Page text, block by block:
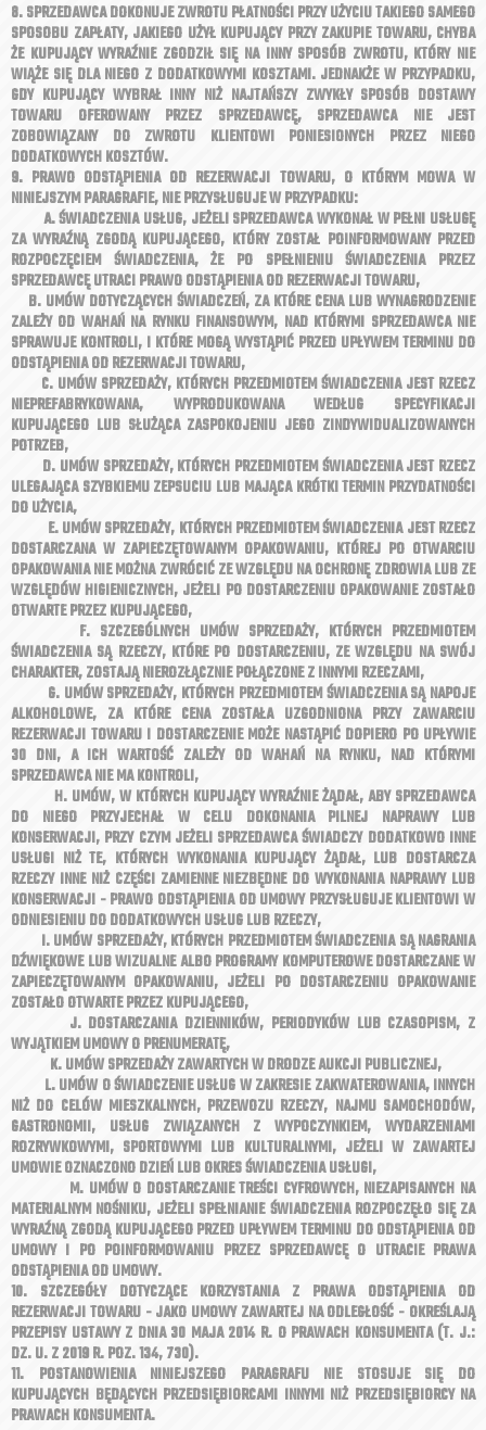
8. SPRZEDAWCA DOKONUJE ZWROTU PŁATNOŚCI PRZY UŻYCIU TAKIEGO SAMEGO
SPOSOBU ZAPŁATY, JAKIEGO UŻYŁ KUPUJĄCY PRZY ZAKUPIE TOWARU, CHYBA
ŻE KUPUJĄCY WYRAŹNIE ZGODZIŁ SIĘ NA INNY SPOSÓB ZWROTU, KTÓRY NIE
WIĄŻE SIĘ DLA NIEGO Z DODATKOWYMI KOSZTAMI. JEDNAKŻE W PRZYPADKU,
GDY KUPUJĄCY WYBRAŁ INNY NIŻ NAJTAŃSZY ZWYKŁY SPOSÓB DOSTAWY
TOWARU OFEROWANY PRZEZ SPRZEDAWCĘ, SPRZEDAWCA NIE JEST
ZOBOWIĄZANY DO ZWROTU KLIENTOWI PONIESIONYCH PRZEZ NIEGO
DODATKOWYCH KOSZTÓW.
9. PRAWO ODSTĄPIENIA OD REZERWACJI TOWARU, O KTÓRYM MOWA W
NINIEJSZYM PARAGRAFIE, NIE PRZYSŁUGUJE W PRZYPADKU:
A. ŚWIADCZENIA USŁUG, JEŻELI SPRZEDAWCA WYKONAŁ W PEŁNI USŁUGĘ
ZA WYRAŹNĄ ZGODĄ KUPUJĄCEGO, KTÓRY ZOSTAŁ POINFORMOWANY PRZED
ROZPOCZĘCIEM ŚWIADCZENIA, ŻE PO SPEŁNIENIU ŚWIADCZENIA PRZEZ
SPRZEDAWCĘ UTRACI PRAWO ODSTĄPIENIA OD REZERWACJI TOWARU,
B. UMÓW DOTYCZĄCYCH ŚWIADCZEŃ, ZA KTÓRE CENA LUB WYNAGRODZENIE
ZALEŻY OD WAHAŃ NA RYNKU FINANSOWYM, NAD KTÓRYMI SPRZEDAWCA NIE
SPRAWUJE KONTROLI, I KTÓRE MOGĄ WYSTĄPIĆ PRZED UPŁYWEM TERMINU DO
ODSTĄPIENIA OD REZERWACJI TOWARU,
C. UMÓW SPRZEDAŻY, KTÓRYCH PRZEDMIOTEM ŚWIADCZENIA JEST RZECZ
NIEPREFABRYKOWANA, WYPRODUKOWANA WEDŁUG SPECYFIKACJI
KUPUJĄCEGO LUB SŁUŻĄCA ZASPOKOJENIU JEGO ZINDYWIDUALIZOWANYCH
POTRZEB,
D. UMÓW SPRZEDAŻY, KTÓRYCH PRZEDMIOTEM ŚWIADCZENIA JEST RZECZ
ULEGAJĄCA SZYBKIEMU ZEPSUCIU LUB MAJĄCA KRÓTKI TERMIN PRZYDATNOŚCI
DO UŻYCIA,
E. UMÓW SPRZEDAŻY, KTÓRYCH PRZEDMIOTEM ŚWIADCZENIA JEST RZECZ
DOSTARCZANA W ZAPIECZĘTOWANYM OPAKOWANIU, KTÓREJ PO OTWARCIU
OPAKOWANIA NIE MOŻNA ZWRÓCIĆ ZE WZGLĘDU NA OCHRONĘ ZDROWIA LUB ZE
WZGLĘDÓW HIGIENICZNYCH, JEŻELI PO DOSTARCZENIU OPAKOWANIE ZOSTAŁO
OTWARTE PRZEZ KUPUJĄCEGO,
F. SZCZEGÓLNYCH UMÓW SPRZEDAŻY, KTÓRYCH PRZEDMIOTEM
ŚWIADCZENIA SĄ RZECZY, KTÓRE PO DOSTARCZENIU, ZE WZGLĘDU NA SWÓJ
CHARAKTER, ZOSTAJĄ NIEROZŁĄCZNIE POŁĄCZONE Z INNYMI RZECZAMI,
G. UMÓW SPRZEDAŻY, KTÓRYCH PRZEDMIOTEM ŚWIADCZENIA SĄ NAPOJE
ALKOHOLOWE, ZA KTÓRE CENA ZOSTAŁA UZGODNIONA PRZY ZAWARCIU
REZERWACJI TOWARU I DOSTARCZENIE MOŻE NASTĄPIĆ DOPIERO PO UPŁYWIE
30 DNI, A ICH WARTOŚĆ ZALEŻY OD WAHAŃ NA RYNKU, NAD KTÓRYMI
SPRZEDAWCA NIE MA KONTROLI,
H. UMÓW, W KTÓRYCH KUPUJĄCY WYRAŹNIE ŻĄDAŁ, ABY SPRZEDAWCA
DO NIEGO PRZYJECHAŁ W CELU DOKONANIA PILNEJ NAPRAWY LUB
KONSERWACJI, PRZY CZYM JEŻELI SPRZEDAWCA ŚWIADCZY DODATKOWO INNE
USŁUGI NIŻ TE, KTÓRYCH WYKONANIA KUPUJĄCY ŻĄDAŁ, LUB DOSTARCZA
RZECZY INNE NIŻ CZĘŚCI ZAMIENNE NIEZBĘDNE DO WYKONANIA NAPRAWY LUB
KONSERWACJI - PRAWO ODSTĄPIENIA OD UMOWY PRZYSŁUGUJE KLIENTOWI W
ODNIESIENIU DO DODATKOWYCH USŁUG LUB RZECZY,
I. UMÓW SPRZEDAŻY, KTÓRYCH PRZEDMIOTEM ŚWIADCZENIA SĄ NAGRANIA
DŹWIĘKOWE LUB WIZUALNE ALBO PROGRAMY KOMPUTEROWE DOSTARCZANE W
ZAPIECZĘTOWANYM OPAKOWANIU, JEŻELI PO DOSTARCZENIU OPAKOWANIE
ZOSTAŁO OTWARTE PRZEZ KUPUJĄCEGO,
J. DOSTARCZANIA DZIENNIKÓW, PERIODYKÓW LUB CZASOPISM, Z
WYJĄTKIEM UMOWY O PRENUMERATĘ,
K. UMÓW SPRZEDAŻY ZAWARTYCH W DRODZE AUKCJI PUBLICZNEJ,
L. UMÓW O ŚWIADCZENIE USŁUG W ZAKRESIE ZAKWATEROWANIA, INNYCH
NIŻ DO CELÓW MIESZKALNYCH, PRZEWOZU RZECZY, NAJMU SAMOCHODÓW,
GASTRONOMII, USŁUG ZWIĄZANYCH Z WYPOCZYNKIEM, WYDARZENIAMI
ROZRYWKOWYMI, SPORTOWYMI LUB KULTURALNYMI, JEŻELI W ZAWARTEJ
UMOWIE OZNACZONO DZIEŃ LUB OKRES ŚWIADCZENIA USŁUGI,
M. UMÓW O DOSTARCZANIE TREŚCI CYFROWYCH, NIEZAPISANYCH NA
MATERIALNYM NOŚNIKU, JEŻELI SPEŁNIANIE ŚWIADCZENIA ROZPOCZĘŁO SIĘ ZA
WYRAŹNĄ ZGODĄ KUPUJĄCEGO PRZED UPŁYWEM TERMINU DO ODSTĄPIENIA OD
UMOWY I PO POINFORMOWANIU PRZEZ SPRZEDAWCĘ O UTRACIE PRAWA
ODSTĄPIENIA OD UMOWY.
10. SZCZEGÓŁY DOTYCZĄCE KORZYSTANIA Z PRAWA ODSTĄPIENIA OD
REZERWACJI TOWARU - JAKO UMOWY ZAWARTEJ NA ODLEGŁOŚĆ - OKREŚLAJĄ
PRZEPISY USTAWY Z DNIA 30 MAJA 2014 R. O PRAWACH KONSUMENTA (T. J.:
DZ. U. Z 2019 R. POZ. 134, 730).
11. POSTANOWIENIA NINIEJSZEGO PARAGRAFU NIE STOSUJE SIĘ DO
KUPUJĄCYCH BĘDĄCYCH PRZEDSIĘBIORCAMI INNYMI NIŻ PRZEDSIĘBIORCY NA
PRAWACH KONSUMENTA.